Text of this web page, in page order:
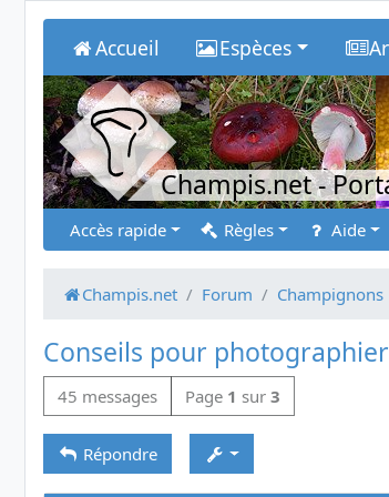
Accueil Espèces
Champis.net-
Accès rapide Règles Aide
Champis.net Forum Champignons
Conseils pour
45 messages Page 1 sur 3
Répondre